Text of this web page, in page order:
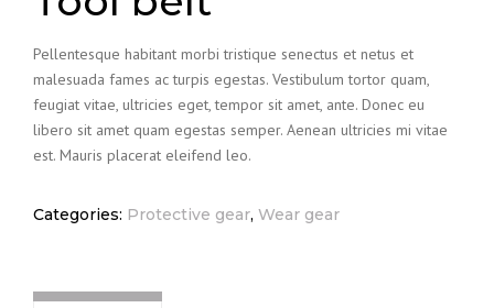
Pellentesque habitant morbi tristique senectus et netus et
malesuada fames ac turpis egestas. Vestibulum tortor quam,
feugiat vitae, ultricies eget, tempor sit amet, ante. Donec eu
libero sit amet quam egestas semper. Aenean ultricies mi vitae
est. Mauris placerat eleifend leo.
Categories: Protective gear, Wear gear